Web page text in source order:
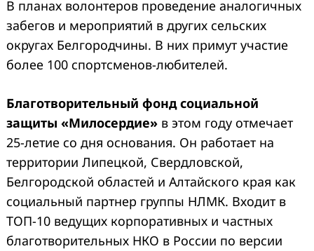
В планах волонтеров проведение аналогичных
забегов и мероприятий в других сельских
округах Белгородчины. В них примут участие
более 100 спортсменов-любителей.
Благотворительный фонд социальной
защиты «Милосердие» в этом году отмечает
25-летие со дня основания. Он работает на
территории Липецкой, Свердловской,
Белгородской областей и Алтайского края как
социальный партнер группы НЛМК. Входит в
ТОП-10 ведущих корпоративных и частных
благотворительных НКО в России по версии